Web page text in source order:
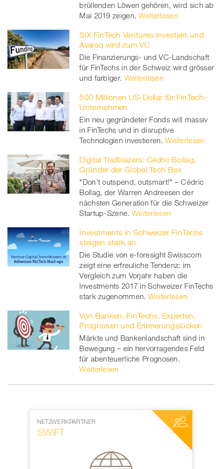
brüllenden Löwen gehören, wird sich ab
Mai 2019 zeigen. Weiterlesen
SIX FinTech Ventures investiert und
Avaloq wird zum VC
Die Finanzierungs- und VC-Landschaft
für FinTechs in der Schweiz wird grösser
und farbiger. Weiterlesen
500 Millionen US-Dollar für FinTech-
Unternehmen
Ein neu gegründeter Fonds will massiv
in FinTechs und in disruptive
Technologien investieren. Weiterlesen
Digital Trailblazers: Cédric Bollag,
Gründer der Global Tech Box
"Don’t outspend, outsmart!" – Cédric
Bollag, der Warren Andreesen der
nächsten Generation für die Schweizer
Startup-Szene. Weiterlesen
Investments in Schweizer FinTechs
steigen stark an
Die Studie von e-foresight Swisscom
zeigt eine erfreuliche Tendenz: im
Vergleich zum Vorjahr haben die
Investments 2017 in Schweizer FinTechs
stark zugenommen. Weiterlesen
Von Banken, FinTechs, Experten,
Prognosen und Erinnerungslücken
Märkte und Bankenlandschaft sind in
Bewegung – ein hervorragendes Feld
für abenteuerliche Prognosen.
Weiterlesen
World Web Forum